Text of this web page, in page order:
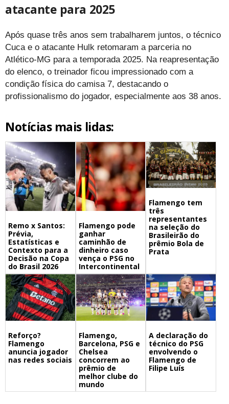
atacante para 2025
Após quase três anos sem trabalharem juntos, o técnico
Cuca e o atacante Hulk retomaram a parceria no
Atlético-MG para a temporada 2025. Na reapresentação
do elenco, o treinador ficou impressionado com a
condição física do camisa 7, destacando o
profissionalismo do jogador, especialmente aos 38 anos.
Notícias mais lidas:
Remo x Santos:
Prévia,
Estatísticas e
Contexto para a
Decisão na Copa
do Brasil 2026
Flamengo pode
ganhar
caminhão de
dinheiro caso
vença o PSG no
Intercontinental
Flamengo tem
três
representantes
na seleção do
Brasileirão do
prêmio Bola de
Prata
Reforço?
Flamengo
anuncia jogador
nas redes sociais
Flamengo,
Barcelona, PSG e
Chelsea
concorrem ao
prêmio de
melhor clube do
mundo
A declaração do
técnico do PSG
envolvendo o
Flamengo de
Filipe Luís